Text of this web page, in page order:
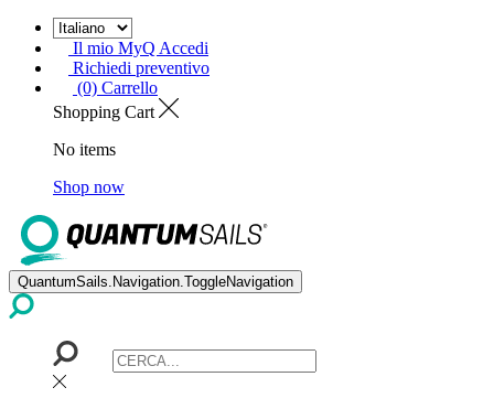
Il mio MyQ Accedi
Richiedi preventivo
(0) Carrello
Shopping Cart
No items
Shop now
QuantumSails.Navigation.ToggleNavigation